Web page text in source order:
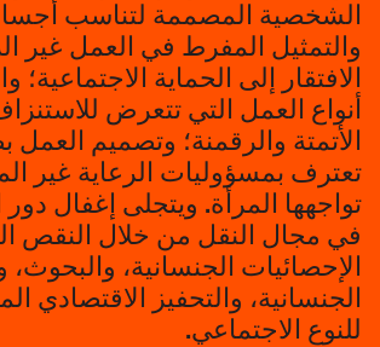
الشخصية المصممة لتناسب
والتمثيل المفرط في العمل غير
الافتقار إلى الحماية الاجتماعية؛
أنواع العمل التي تتعرض
الأتمتة والرقمنة؛ وتصميم العمل
تعترف بمسؤوليات الرعاية غير
تواجهها المرأة. ويتجلى إغفال
في مجال النقل من خلال النقص
الإحصائيات الجنسانية، والبحوث،
الجنسانية، والتحفيز الاقتصادي
للنوع الاجتماعي.